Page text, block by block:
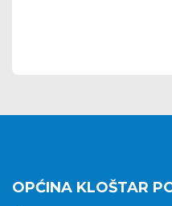
OPĆINA KLOŠTAR